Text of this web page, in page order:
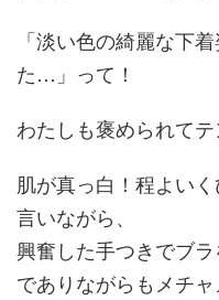
「淡い色の綺麗な下
た…」って！
わたしも褒められてテ
肌が真っ白！程よい
言いながら、
興奮した手つきでブ
でありながらもメチャ